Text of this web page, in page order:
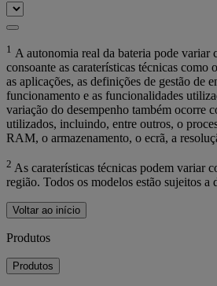
1 A autonomia real da bateria pode variar
consoante as caraterísticas técnicas como
as aplicações, as definições de gestão de
funcionamento e as funcionalidades
variação do desempenho também ocorre
utilizados, incluindo, entre outros, o
RAM, o armazenamento, o ecrã, a
2 As caraterísticas técnicas podem variar
região. Todos os modelos estão sujeitos a
Voltar ao início
Produtos
Produtos